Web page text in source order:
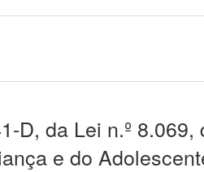
D, da Lei n.º
e do